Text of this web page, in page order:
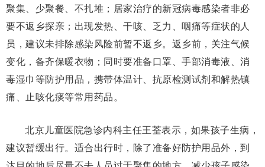
聚集、少聚餐、不扎堆；居家治疗的新冠病毒感染者非必
要不返乡探亲；出现发热、干咳、乏力、咽痛等症状的人
员，建议未排除感染风险前暂不返乡。返乡前，关注气候
变化，备齐保暖衣物；同时要准备口罩、手部消毒液、消
毒湿巾等防护用品，携带体温计、抗原检测试剂和解热镇
痛、止咳化痰等常用药品。
北京儿童医院急诊内科主任王荃表示，如果孩子生病，
建议暂缓出行。适合出行时，除了准备好防护用品外，到